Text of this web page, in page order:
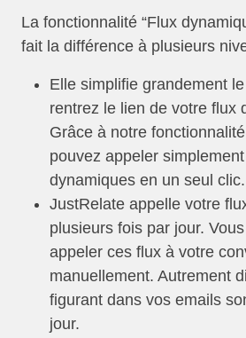
La fonctionnalité “Flux
fait la différence à plusieurs
Elle simplifie grandement
rentrez le lien de votre flux
Grâce à notre
pouvez appeler
dynamiques en un seul clic.
JustRelate appelle votre
plusieurs fois par jour.
appeler ces flux à votre
manuellement. Autrement
figurant dans vos emails
jour.